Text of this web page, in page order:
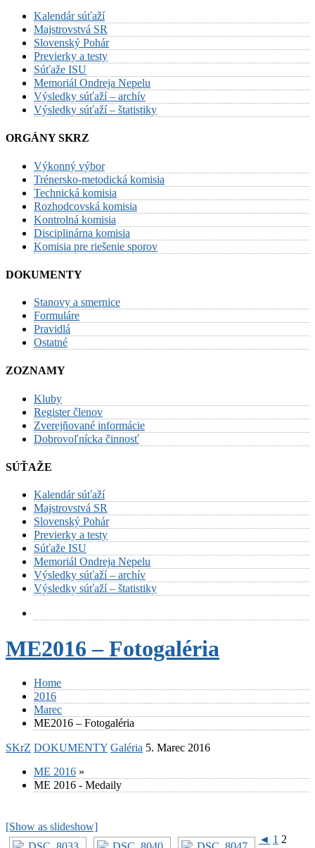
Kalendár súťaží
Majstrovstvá SR
Slovenský Pohár
Previerky a testy
Súťaže ISU
Memoriál Ondreja Nepelu
Výsledky súťaží – archív
Výsledky súťaží – štatistiky
ORGÁNY SKRZ
Výkonný výbor
Trénersko-metodická komisia
Technická komisia
Rozhodcovská komisia
Kontrolná komisia
Disciplinárna komisia
Komisia pre riešenie sporov
DOKUMENTY
Stanovy a smernice
Formuláre
Pravidlá
Ostatné
ZOZNAMY
Kluby
Register členov
Zverejňované informácie
Dobrovoľnícka činnosť
SÚŤAŽE
Kalendár súťaží
Majstrovstvá SR
Slovenský Pohár
Previerky a testy
Súťaže ISU
Memoriál Ondreja Nepelu
Výsledky súťaží – archív
Výsledky súťaží – štatistiky
ME2016 – Fotogaléria
Home
2016
Marec
ME2016 – Fotogaléria
SKrZ DOKUMENTY Galéria 5. Marec 2016
ME 2016 »
ME 2016 - Medaily
[Show as slideshow]
◄ 1 2